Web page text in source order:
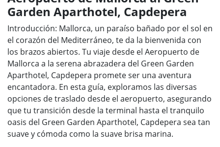
Garden Aparthotel, Capdepera
Introducción: Mallorca, un paraíso bañado por el sol en
el corazón del Mediterráneo, te da la bienvenida con
los brazos abiertos. Tu viaje desde el Aeropuerto de
Mallorca a la serena abrazadera del Green Garden
Aparthotel, Capdepera promete ser una aventura
encantadora. En esta guía, exploramos las diversas
opciones de traslado desde el aeropuerto, asegurando
que tu transición desde la terminal hasta el tranquilo
oasis del Green Garden Aparthotel, Capdepera sea tan
suave y cómoda como la suave brisa marina.